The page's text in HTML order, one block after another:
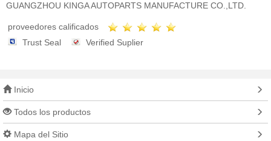
GUANGZHOU KINGA AUTOPARTS MANUFACTURE CO.,LTD.
proveedores calificados
Trust Seal
Verified Suplier
Inicio
Todos los productos
Mapa del Sitio